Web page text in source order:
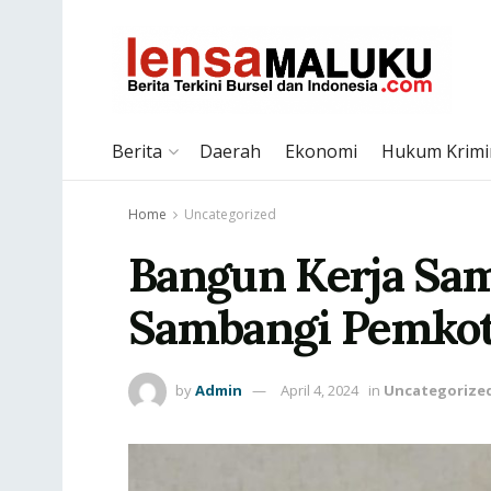
Berita Daerah Ekonomi Hukum
Home Uncategorized
Bangun Kerja
Sambangi
byAdmin April 4, 2024 in